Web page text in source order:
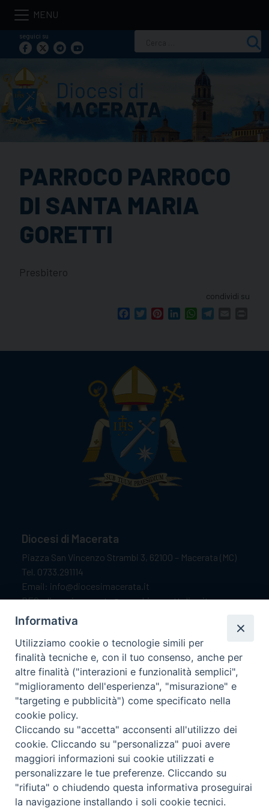
Skip
contentseguici su
per:
PARROCO PARROCO
DI SANTA MARIA
GORETTI
Presbitero
condividi su
FacebookTwitterPinterestLinkedInWhatsApp
Diocesi di Macerata
Piazza San Vincenzo Strambi 3, 62100 – Macerata (MC)
Tel. 0733.291114
Email: info@diocesimacerata.it
PEC: diocesimacerata@pec.chiesacattolica.it
Comunicazioni urgenti WhatsApp:
Orari di apertura
Dal lunedì al sabato dalle 9.30 alle 12.00.
Il pomeriggio solo su appuntamento.
seguici su
Ricerca
Informativa
Utilizziamo cookie o tecnologie simili per
finalità tecniche e, con il tuo consenso, anche per
altre finalità ("interazioni e funzionalità semplici",
"miglioramento dell'esperienza", "misurazione" e
"targeting e pubblicità") come specificato nella
cookie policy.
Cliccando su "accetta" acconsenti all'utilizzo dei
cookie. Cliccando su "personalizza" puoi avere
maggiori informazioni sui cookie utilizzati e
personalizzare le tue preferenze. Cliccando su
"rifiuta" o chiudendo questa informativa proseguirai
la navigazione installando i soli cookie tecnici.